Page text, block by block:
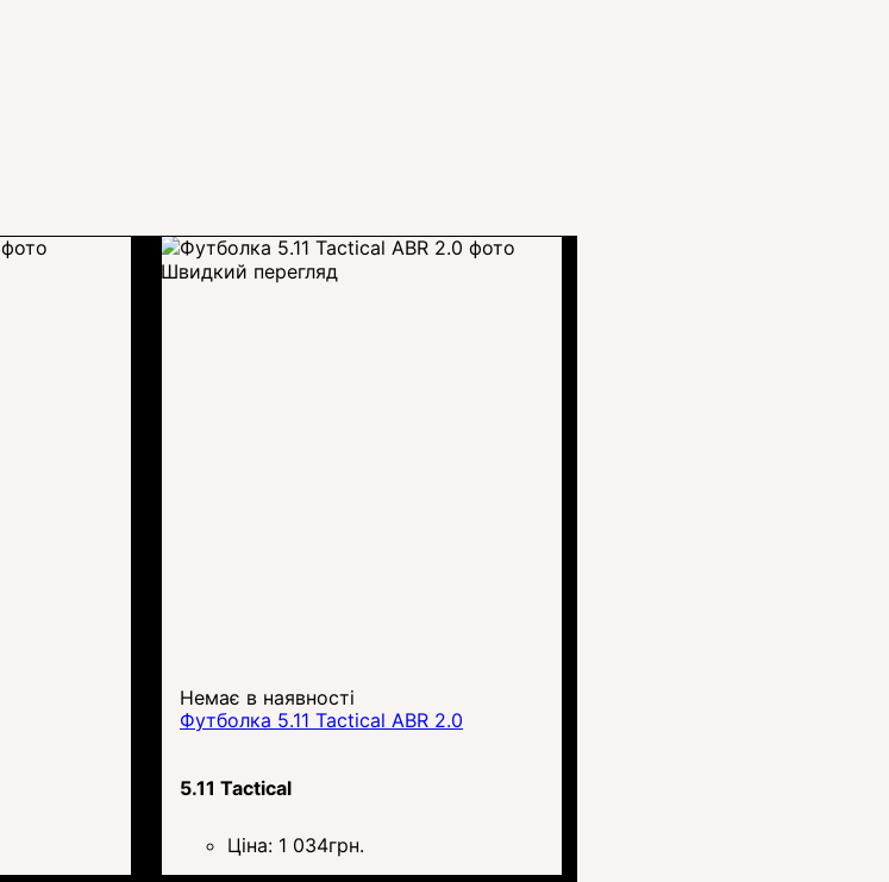
Швидкий перегляд
Немає в наявності
Футболка 5.11 Tactical ABR 2.0
5.11 Tactical
Ціна: 1 034грн.